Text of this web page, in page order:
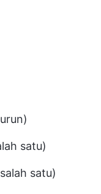
satu)
satu)